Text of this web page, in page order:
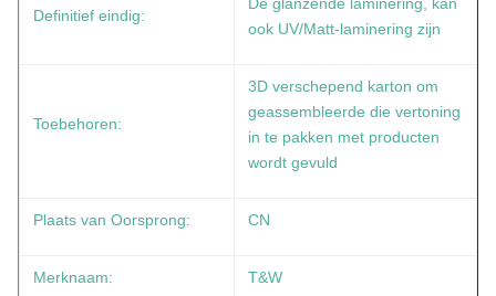
Definitief eindig:
ook UV/Matt-laminering zijn
Toebehoren:
3D verschepend karton om
geassembleerde die vertoning
in te pakken met producten
wordt gevuld
Plaats van Oorsprong: CN
Merknaam: T&W